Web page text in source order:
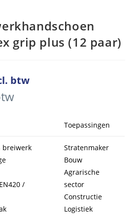
grip plus (12 paar)
btw
Toepassingen
breiwerk
/
Stratenmaker
Bouw
Agrarische
sector
Constructie
Logistiek